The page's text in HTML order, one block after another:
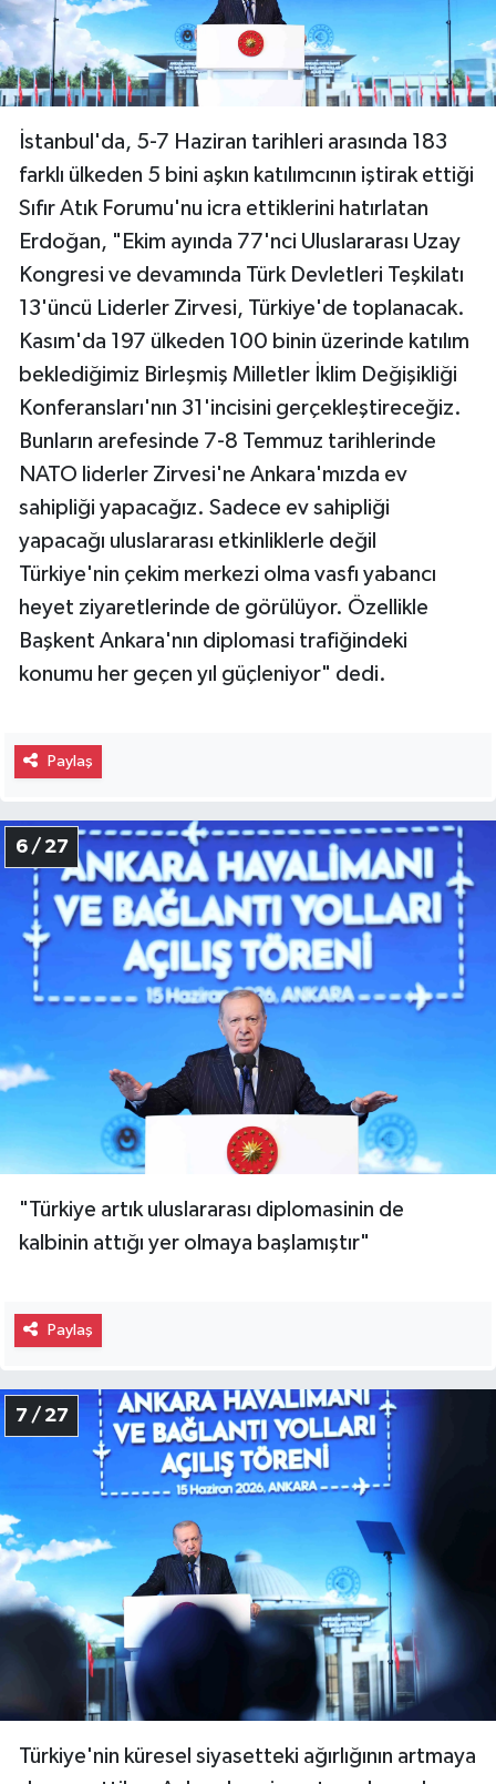
İstanbul'da, 5-7 Haziran tarihleri arasında 183
farklı ülkeden 5 bini aşkın katılımcının iştirak ettiği
Sıfır Atık Forumu'nu icra ettiklerini hatırlatan
Erdoğan, "Ekim ayında 77'nci Uluslararası Uzay
Kongresi ve devamında Türk Devletleri Teşkilatı
13'üncü Liderler Zirvesi, Türkiye'de toplanacak.
Kasım'da 197 ülkeden 100 binin üzerinde katılım
beklediğimiz Birleşmiş Milletler İklim Değişikliği
Konferansları'nın 31'incisini gerçekleştireceğiz.
Bunların arefesinde 7-8 Temmuz tarihlerinde
NATO liderler Zirvesi'ne Ankara'mızda ev
sahipliği yapacağız. Sadece ev sahipliği
yapacağı uluslararası etkinliklerle değil
Türkiye'nin çekim merkezi olma vasfı yabancı
heyet ziyaretlerinde de görülüyor. Özellikle
Başkent Ankara'nın diplomasi trafiğindeki
konumu her geçen yıl güçleniyor" dedi.
Paylaş
6 / 27
"Türkiye artık uluslararası diplomasinin de
kalbinin attığı yer olmaya başlamıştır"
Paylaş
7 / 27
Türkiye'nin küresel siyasetteki ağırlığının artmaya